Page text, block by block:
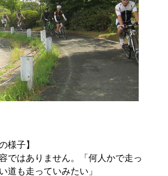
様子】
ではありません。「何人かで走っ
道も走っていみたい」